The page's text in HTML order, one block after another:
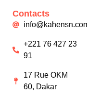
Contacts
+221 76 427 23
91
17 Rue OKM
60, Dakar